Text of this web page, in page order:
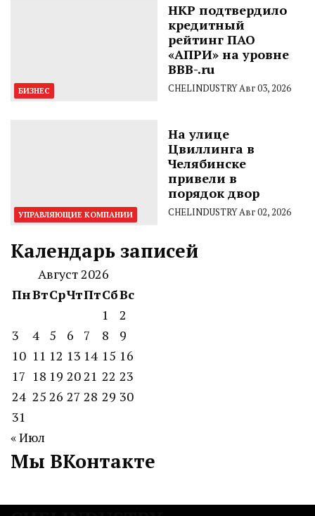
БИЗНЕС
НКР подтвердило
кредитный
рейтинг ПАО
«АПРИ» на уровне
BBB-.ru
CHELINDUSTRYАвг 03, 2026
УПРАВЛЯЮЩИЕ КОМПАНИИ
На улице
Цвиллинга в
Челябинске
привели в
порядок двор
CHELINDUSTRYАвг 02, 2026
Календарь записей
Август 2026
ПнВтСрЧтПтСбВс
1
2
3
4 5 6 7 8
9
10 11 12 13 14 15 16
17 18 19 2021 22 23
24 25 26 27 28 29 30
31
« Июл
Мы ВКонтакте